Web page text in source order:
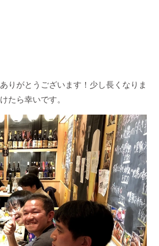
りがとうございます！少し長くなりま
たら幸いです。